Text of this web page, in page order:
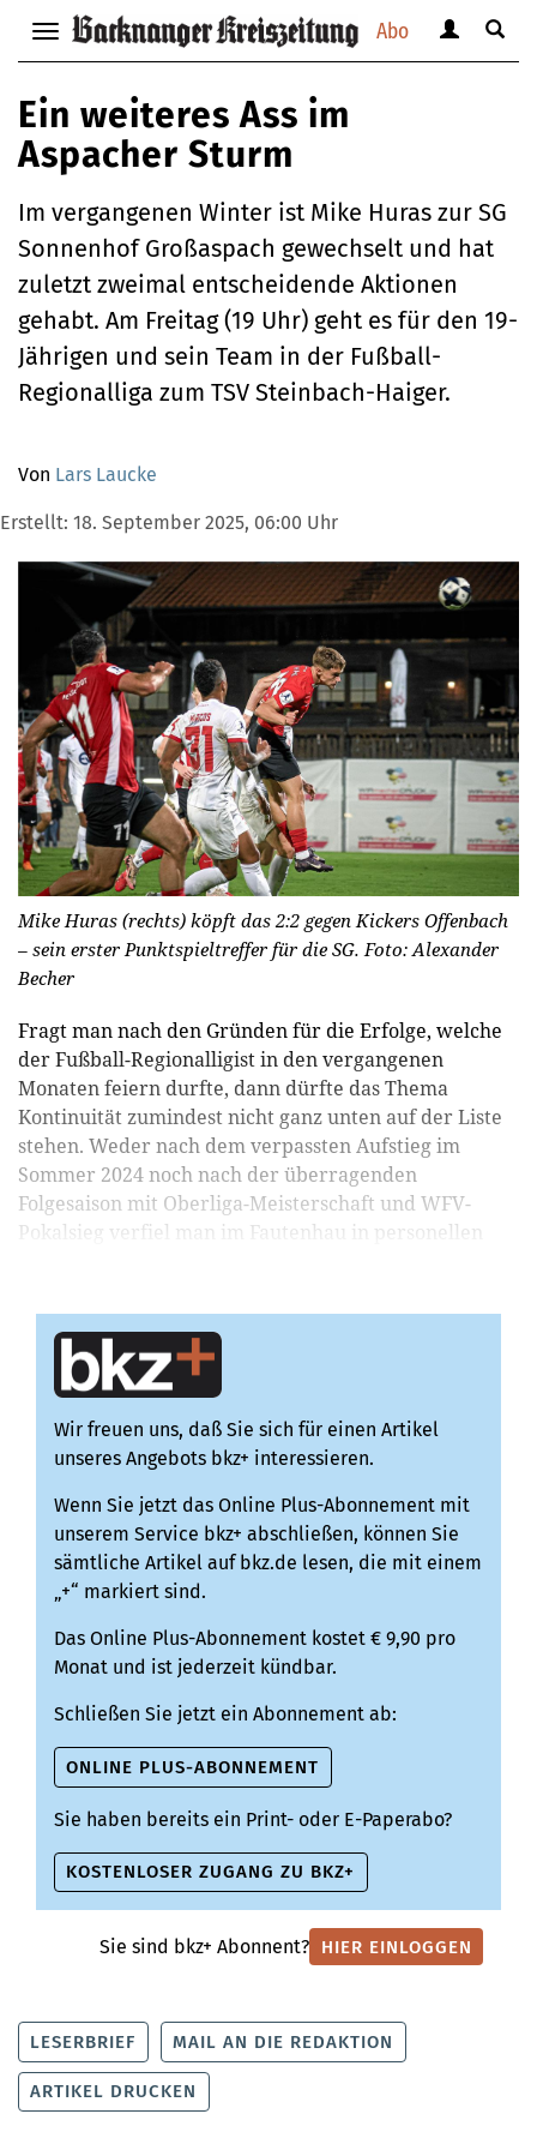
Abo
Navigation
anzeigen
bzw.
verbergen
anzeigen
Suche
Ein weiteres Ass im
Aspacher Sturm
Im vergangenen Winter ist Mike Huras zur SG
Sonnenhof Großaspach gewechselt und hat
zuletzt zweimal entscheidende Aktionen
gehabt. Am Freitag (19 Uhr) geht es für den 19-
Jährigen und sein Team in der Fußball-
Regionalliga zum TSV Steinbach-Haiger.
Von Lars Laucke
Erstellt: 18. September 2025, 06:00 Uhr
Mike Huras (rechts) köpft das 2:2 gegen Kickers Offenbach
– sein erster Punktspieltreffer für die SG. Foto: Alexander
Becher
Fragt man nach den Gründen für die Erfolge, welche
der Fußball-Regionalligist in den vergangenen
Monaten feiern durfte, dann dürfte das Thema
Kontinuität zumindest nicht ganz unten auf der Liste
stehen. Weder nach dem verpassten Aufstieg im
Sommer 2024 noch nach der überragenden
Folgesaison mit Oberliga-Meisterschaft und WFV-
Pokalsieg verfiel man im Fautenhau in personellen
Wir freuen uns, daß Sie sich für einen Artikel
unseres Angebots bkz+ interessieren.
Wenn Sie jetzt das Online Plus-Abonnement mit
unserem Service bkz+ abschließen, können Sie
sämtliche Artikel auf bkz.de lesen, die mit einem
„+“ markiert sind.
Das Online Plus-Abonnement kostet € 9,90 pro
Monat und ist jederzeit kündbar.
Schließen Sie jetzt ein Abonnement ab:
ONLINE PLUS-ABONNEMENT
Sie haben bereits ein Print- oder E-Paperabo?
KOSTENLOSER ZUGANG ZU BKZ+
Sie sind bkz+ Abonnent? HIER EINLOGGEN
LESERBRIEF MAIL AN DIE REDAKTION
ARTIKEL DRUCKEN